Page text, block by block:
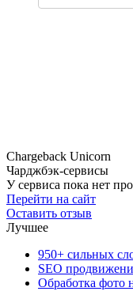
Chargeback Unicorn
Чарджбэк-сервисы
У сервиса пока нет
Перейти на сайт
Оставить отзыв
Лучшее
950+ сильных
SEO
Обработка фото